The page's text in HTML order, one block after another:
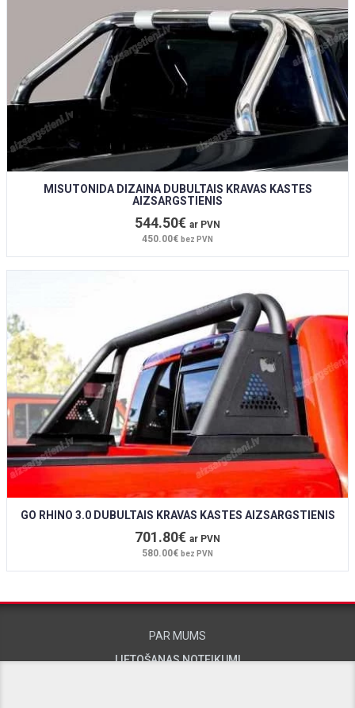
MISUTONIDA DIZAINA DUBULTAIS KRAVAS KASTES
AIZSARGSTIENIS
544.50€ ar PVN
450.00€ bez PVN
GO RHINO 3.0 DUBULTAIS KRAVAS KASTES AIZSARGSTIENIS
701.80€ ar PVN
580.00€ bez PVN
PAR MUMS
LIETOŠANAS NOTEIKUMI